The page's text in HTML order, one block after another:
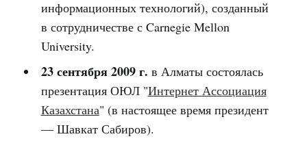
информационных технологий), созданный
в сотрудничестве с Carnegie Mellon
University.
23 сентября 2009 г. в Алматы состоялась
презентация ОЮЛ "Интернет Ассоциация
Казахстана" (в настоящее время президент
— Шавкат Сабиров).